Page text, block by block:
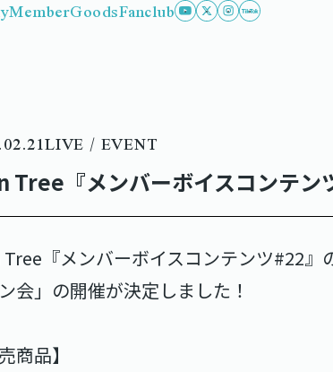
MemberGoodsFanclub
LIVE / EVENT
Tree『メンバーボイスコンテン
Tree『メンバーボイスコンテンツ#22
会」の開催が決定しました！
商品】